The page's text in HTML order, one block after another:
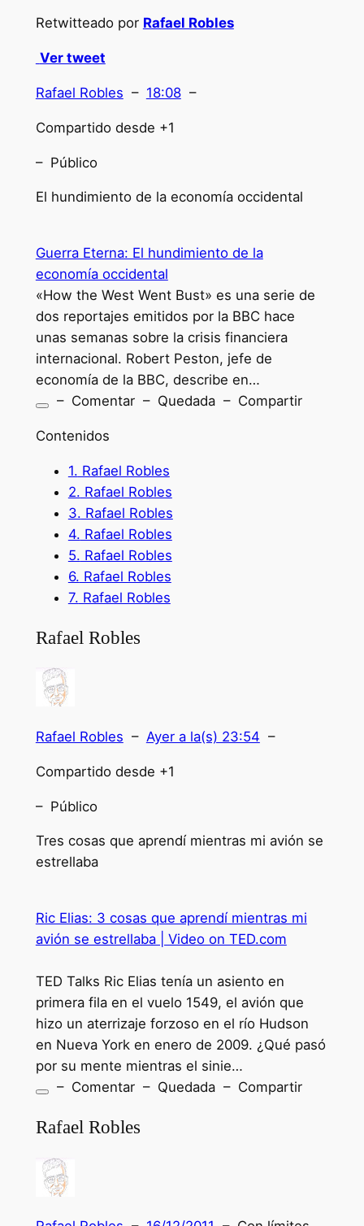
Retwitteado por Rafael Robles
Ver tweet
Rafael Robles – 18:08–
Compartido desde +1
– Público
El hundimiento de la economía occidental
Guerra Eterna: El hundimiento de la
economía occidental
«How the West Went Bust» es una serie de
dos reportajes emitidos por la BBC hace
unas semanas sobre la crisis financiera
internacional. Robert Peston, jefe de
economía de la BBC, describe en…
– Comentar – Quedada – Compartir
Contenidos
1. Rafael Robles
2. Rafael Robles
3. Rafael Robles
4. Rafael Robles
5. Rafael Robles
6. Rafael Robles
7. Rafael Robles
Rafael Robles
Rafael Robles – Ayer a la(s) 23:54 –
Compartido desde +1
– Público
Tres cosas que aprendí mientras mi avión se
estrellaba
Ric Elias: 3 cosas que aprendí mientras mi
avión se estrellaba | Video on TED.com
TED Talks Ric Elias tenía un asiento en
primera fila en el vuelo 1549, el avión que
hizo un aterrizaje forzoso en el río Hudson
en Nueva York en enero de 2009. ¿Qué pasó
por su mente mientras el sinie…
– Comentar – Quedada – Compartir
Rafael Robles